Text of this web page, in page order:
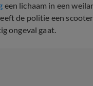
een lichaam in een
de politie een
ongeval gaat.